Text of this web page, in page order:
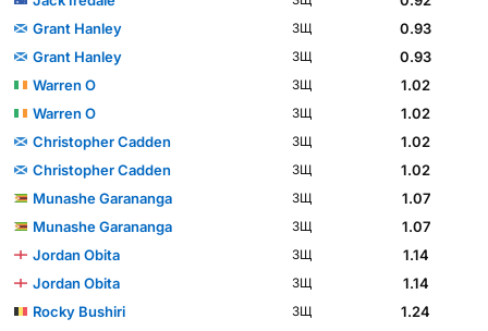
Grant Hanley
ЗЩ
0.93
Grant Hanley
ЗЩ
0.93
Warren O
ЗЩ
1.02
Warren O
ЗЩ
1.02
Christopher Cadden
ЗЩ
1.02
Christopher Cadden
ЗЩ
1.02
Munashe Garananga
ЗЩ
1.07
Munashe Garananga
ЗЩ
1.07
Jordan Obita
ЗЩ
1.14
Jordan Obita
ЗЩ
1.14
Rocky Bushiri
ЗЩ
1.24